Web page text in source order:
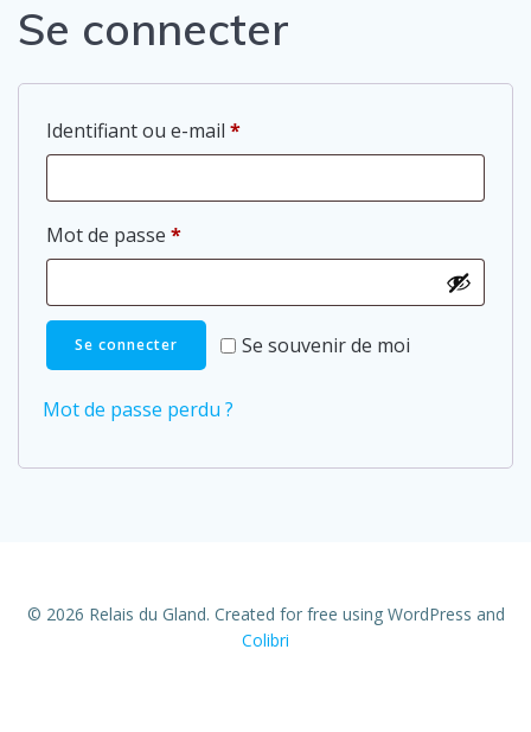
Se connecter
Identifiant ou e-mail *Obligatoire
Mot de passe *Obligatoire
Se souvenir de moi
Se connecter
Mot de passe perdu ?
© 2026 Relais du Gland. Created for free using WordPress and
Colibri